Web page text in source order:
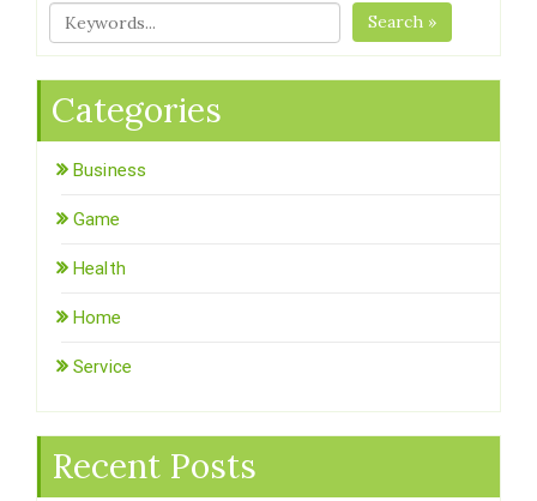
Search »
Categories
Business
Game
Health
Home
Service
Recent Posts